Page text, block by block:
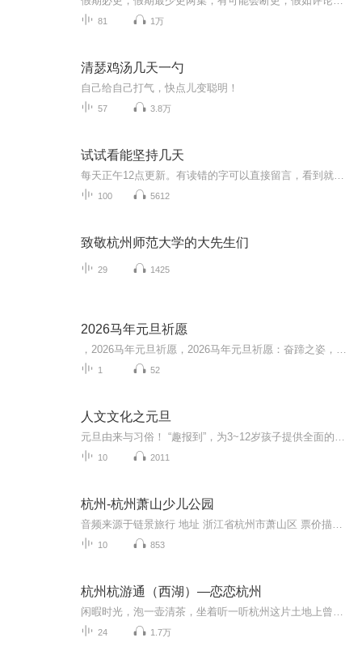
81 1万
清瑟鸡汤几天一勺
自己给自己打气，快点儿变聪明！
57 3.8万
试试看能坚持几天
100 5612
致敬杭州师范大学的大先生们
29 1425
2026马年元旦祈愿
1 52
人文文化之元旦
10 2011
杭州-杭州萧山少儿公园
10 853
杭州杭游通（西湖）—恋恋杭州
24 1.7万